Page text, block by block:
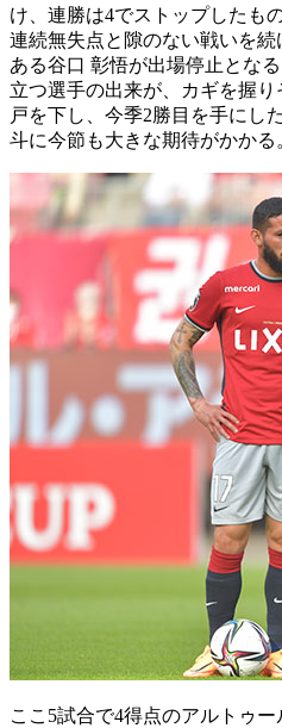
け、連勝は4でストップしたも
連続無失点と隙のない戦いを
ある谷口 彰悟が出場停止とな
立つ選手の出来が、カギを握
戸を下し、今季2勝目を手にし
斗に今節も大きな期待がかかる
ここ5試合で4得点のアルトゥ